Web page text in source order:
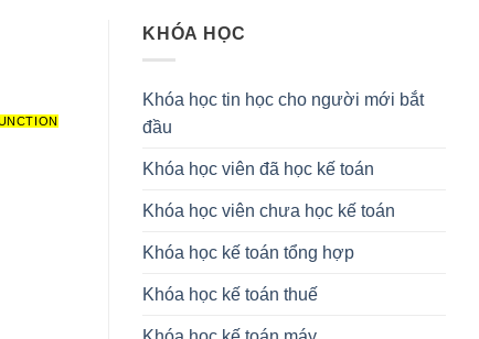
KHÓA HỌC
Khóa học tin học cho người mới bắt
đầu
Khóa học viên đã học kế toán
Khóa học viên chưa học kế toán
Khóa học kế toán tổng hợp
Khóa học kế toán thuế